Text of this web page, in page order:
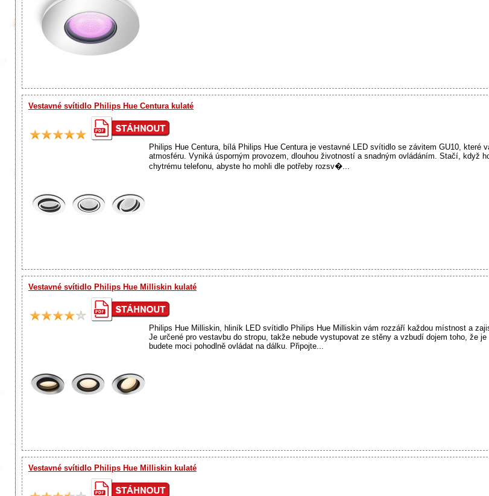
Vestavné svítidlo Philips Hue Centura kulaté
Philips Hue Centura, bílá Philips Hue Centura je vestavné LED svítidlo se závitem GU10, které
atmosféru. Vyniká úsporným provozem, dlouhou životností a snadným ovládáním. Stačí, když
chytrému telefonu, abyste ho mohli dle potřeby rozsv�...
Vestavné svítidlo Philips Hue Milliskin kulaté
Philips Hue Milliskin, hliník LED svítidlo Philips Hue Milliskin vám rozzáří každou místnost a
Je určené pro vestavbu do stropu, takže nebude vystupovat ze stěny a vzbudí dojem toho, že
budete moci pohodlně ovládat na dálku. Připojte...
Vestavné svítidlo Philips Hue Milliskin kulaté